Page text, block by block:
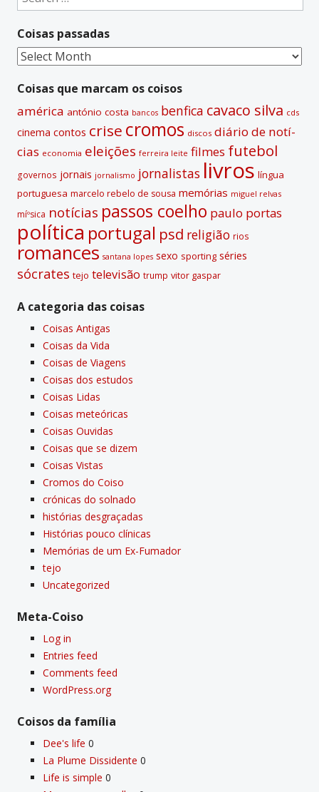
a
t
i
v
:
for:
Coisas passadas
Coisas
Coisas que marcam os coisos
américa antónio costa bancos benfica cavaco silva cds
cinema contos crise cromos discos diário de notí­
cias economia eleições ferreira leite filmes futebol
governos jornais jornalismo jornalistas livros lí­ngua
portuguesa marcelo rebelo de sousa memórias miguel relvas
míºsica notí­cias passos coelho paulo portas
polí­tica portugal psd religião rios
romances santana lopes sexo sporting séries
sócrates tejo televisão trump vitor gaspar
A categoria das coisas
Coisas Antigas
Coisas da Vida
Coisas de Viagens
Coisas dos estudos
Coisas Lidas
Coisas meteóricas
Coisas Ouvidas
Coisas que se dizem
Coisas Vistas
Cromos do Coiso
crónicas do solnado
histórias desgraçadas
Histórias pouco clí­nicas
Memórias de um Ex-Fumador
tejo
Uncategorized
Meta-Coiso
Log in
Entries feed
Comments feed
WordPress.org
Coisos da famí­lia
Dee's life 0
La Plume Dissidente 0
Life is simple 0